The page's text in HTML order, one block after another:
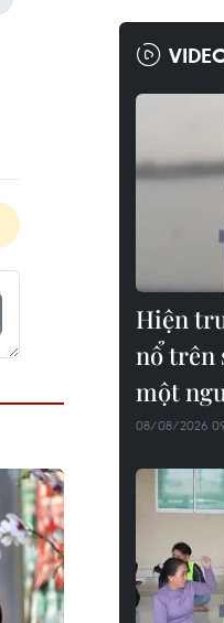
Hiện
nổ trên
một
08/08/2026